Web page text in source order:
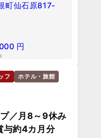
町仙石原817-
円